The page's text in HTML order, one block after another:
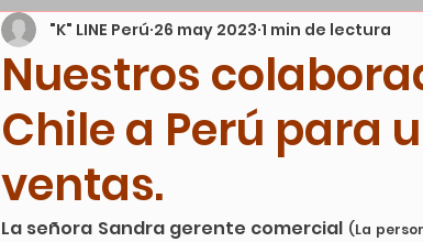
Nuestros
Chile a Perú para
ventas.
"K" LINE Perú 26 may 2023 1 min de lectura
La señora Sandra gerente comercial (La